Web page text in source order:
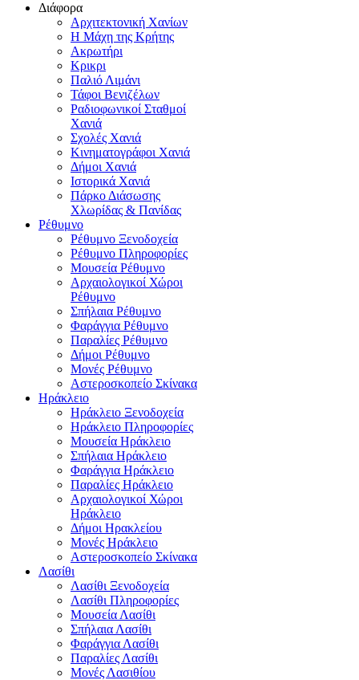
Διάφορα
Αρχιτεκτονική Χανίων
Η Μάχη της Κρήτης
Ακρωτήρι
Κρικρι
Παλιό Λιμάνι
Τάφοι Βενιζέλων
Ραδιοφωνικοί Σταθμοί
Χανιά
Σχολές Χανιά
Κινηματογράφοι Χανιά
Δήμοι Χανιά
Ιστορικά Χανιά
Πάρκο Διάσωσης
Χλωρίδας & Πανίδας
Ρέθυμνο
Ρέθυμνο Ξενοδοχεία
Ρέθυμνο Πληροφορίες
Μουσεία Ρέθυμνο
Αρχαιολογικοί Χώροι
Ρέθυμνο
Σπήλαια Ρέθυμνο
Φαράγγια Ρέθυμνο
Παραλίες Ρέθυμνο
Δήμοι Ρέθυμνο
Μονές Ρέθυμνο
Αστεροσκοπείο Σκίνακα
Ηράκλειο
Ηράκλειο Ξενοδοχεία
Ηράκλειο Πληροφορίες
Μουσεία Ηράκλειο
Σπήλαια Ηράκλειο
Φαράγγια Ηράκλειο
Παραλίες Ηράκλειο
Αρχαιολογικοί Χώροι
Ηράκλειο
Δήμοι Ηρακλείου
Μονές Ηράκλειο
Αστεροσκοπείο Σκίνακα
Λασίθι
Λασίθι Ξενοδοχεία
Λασίθι Πληροφορίες
Μουσεία Λασίθι
Σπήλαια Λασίθι
Φαράγγια Λασίθι
Παραλίες Λασίθι
Μονές Λασιθίου